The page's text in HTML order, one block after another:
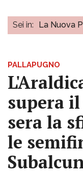
Sei in: La Nuova
PALLAPUGNO
supera
sera la
le